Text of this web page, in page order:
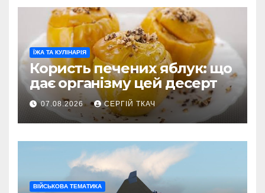
ЇЖА ТА КУЛІНАРІЯ
Користь печених яблук: що
дає організму цей десерт
07.08.2026 СЕРГІЙ ТКАЧ
ВІЙСЬКОВА ТЕМАТИКА